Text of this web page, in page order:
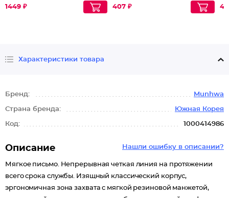
1449 ₽
Moments
407 ₽
Характеристики товара
Бренд: Munhwa
Страна бренда: Южная Корея
Код: 1000414986
Нашли ошибку в описании?
Описание
Мягкое письмо. Непрерывная четкая линия на протяжении
всего срока службы. Изящный классический корпус,
эргономичная зона захвата с мягкой резиновой манжетой,